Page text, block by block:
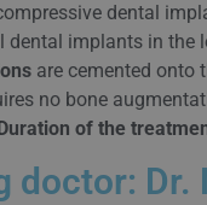
dental
implants in the
are cemented onto
no bone
of the
doctor: Dr.